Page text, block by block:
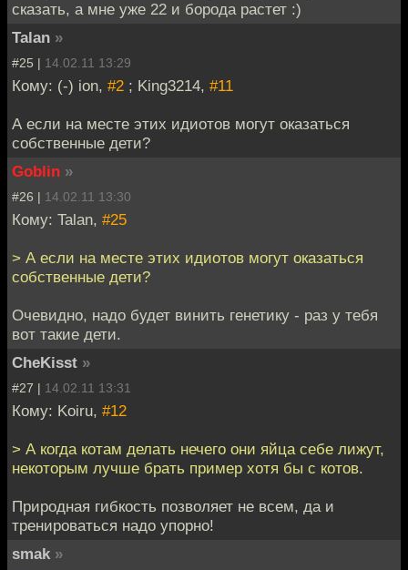
сказать, а мне уже 22 и борода растет :)
Talan »
#25 | 14.02.11 13:29
Кому: (-) ion, #2 ; King3214, #11
А если на месте этих идиотов могут оказаться
собственные дети?
Goblin »
#26 | 14.02.11 13:30
Кому: Talan, #25
> А если на месте этих идиотов могут оказаться
собственные дети?
Очевидно, надо будет винить генетику - раз у тебя
вот такие дети.
CheKisst »
#27 | 14.02.11 13:31
Кому: Koiru, #12
> А когда котам делать нечего они яйца себе лижут,
некоторым лучше брать пример хотя бы с котов.
Природная гибкость позволяет не всем, да и
тренироваться надо упорно!
smak »